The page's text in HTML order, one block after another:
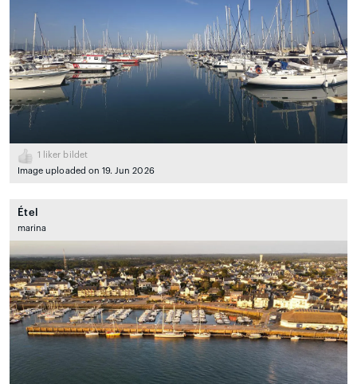
1
liker bildet
Image uploaded on 19. Jun 2026
Étel
marina